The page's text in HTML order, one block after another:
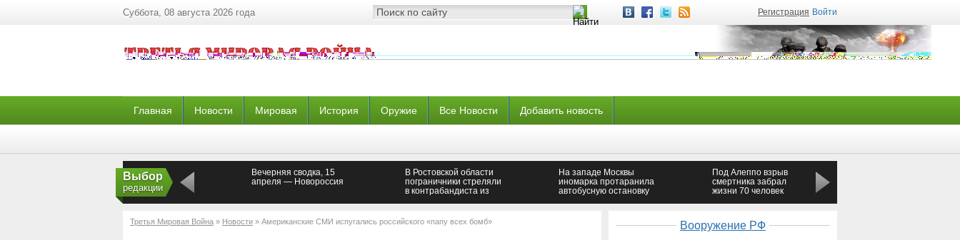
Суббота, 08 августа 2026 года Регистрация Войти
Главная Новости Мировая История Оружие Все Новости Добавить новость
Выбор
редакции
Вечерняя сводка, 15
апреля — Новороссия
В Ростовской области
пограничники стреляли
в контрабандиста из
На западе Москвы
иномарка протаранила
автобусную остановку
Под Алеппо взрыв
смертника забрал
жизни 70 человек
Третья Мировая Война » Новости » Американские СМИ испугались российского «папу всех бомб» Вооружение РФ